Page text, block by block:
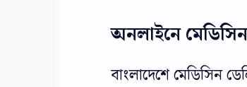
অনলাইনে
বাংলাদেশে মেডিসিন